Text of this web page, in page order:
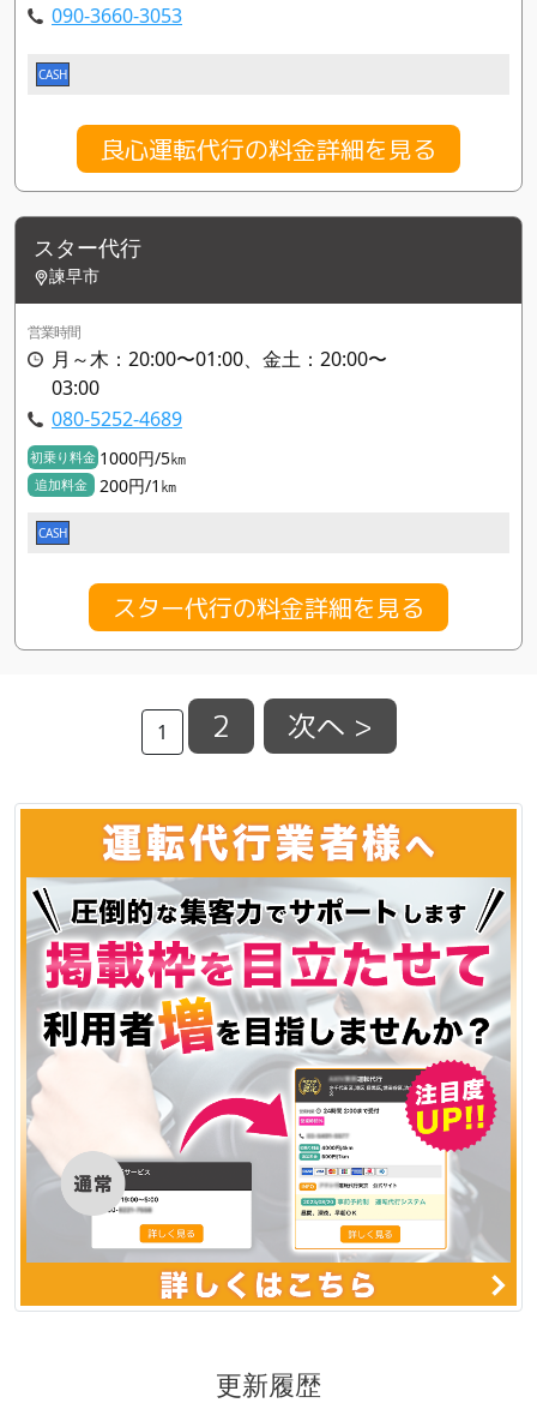
090-3660-3053
CASH
良心運転代行の料金詳細を見る
スター代行
諫早市
営業時間
月～木：20:00〜01:00、金土：20:00〜
03:00
080-5252-4689
初乗り料金 1000円/5㎞
追加料金 200円/1㎞
CASH
スター代行の料金詳細を見る
1 2 次へ >
更新履歴